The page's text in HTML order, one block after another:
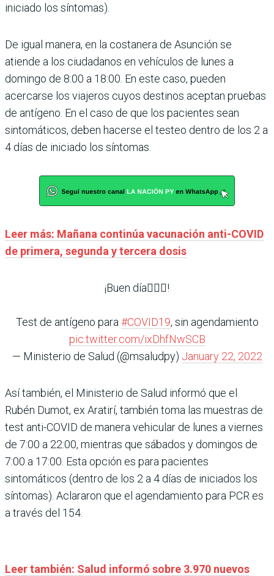
iniciado los síntomas).
De igual manera, en la costanera de Asunción se
atiende a los ciudadanos en vehículos de lunes a
domingo de 8:00 a 18:00. En este caso, pueden
acercarse los viajeros cuyos destinos aceptan pruebas
de antígeno. En el caso de que los pacientes sean
sintomáticos, deben hacerse el testeo dentro de los 2 a
4 días de iniciado los síntomas.
Leer más: Mañana continúa vacunación anti-COVID
de primera, segunda y tercera dosis
¡Buen día🙋🏽‍♀️!
Test de antígeno para #COVID19, sin agendamiento
pic.twitter.com/ixDhfNwSCB
— Ministerio de Salud (@msaludpy) January 22, 2022
Así también, el Ministerio de Salud informó que el
Rubén Dumot, ex Aratirí, también toma las muestras de
test anti-COVID de manera vehicular de lunes a viernes
de 7:00 a 22:00, mientras que sábados y domingos de
7:00 a 17:00. Esta opción es para pacientes
sintomáticos (dentro de los 2 a 4 días de iniciados los
síntomas). Aclararon que el agendamiento para PCR es
a través del 154.
Leer también: Salud informó sobre 3.970 nuevos